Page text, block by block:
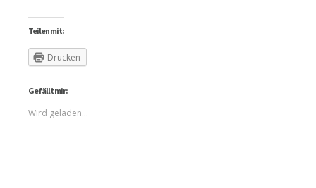
Teilen mit:
Drucken
Gefällt mir:
Wird geladen...